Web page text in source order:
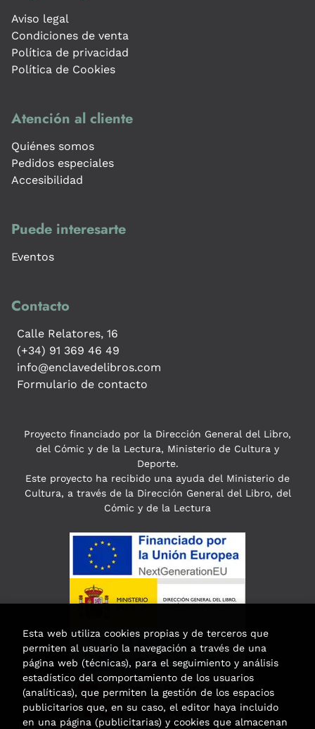
Aviso legal
Condiciones de venta
Política de privacidad
Política de Cookies
Atención al cliente
Quiénes somos
Pedidos especiales
Accesibilidad
Puede interesarte
Eventos
Contacto
Calle Relatores, 16
(+34) 91 369 46 49
info@enclavedelibros.com
Formulario de contacto
Proyecto financiado por la Dirección General del Libro,
del Cómic y de la Lectura, Ministerio de Cultura y
Deporte.
Este proyecto ha recibido una ayuda del Ministerio de
Cultura, a través de la Dirección General del Libro, del
Cómic y de la Lectura
Esta web utiliza cookies propias y de terceros que
permiten al usuario la navegación a través de una
página web (técnicas), para el seguimiento y análisis
estadístico del comportamiento de los usuarios
(analíticas), que permiten la gestión de los espacios
publicitarios que, en su caso, el editor haya incluido
en una página (publicitarias) y cookies que almacenan